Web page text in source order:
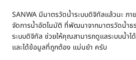
SANWA มีมาตรวัดน้ำระบบดิจิทัลแล้วนะ ภา
จัดการน้ำอัตโนมัติ ที่พัฒนาจากมาตรวัดน้ำธ
ระบบดิจิทัล ช่วยให้คุณสามารถดูแลระบบน้ำไ
และได้ข้อมูลที่ถูกต้อง แม่นยำ ครับ